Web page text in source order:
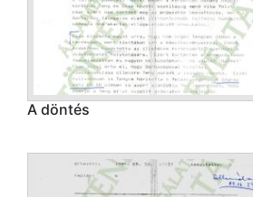
A döntés